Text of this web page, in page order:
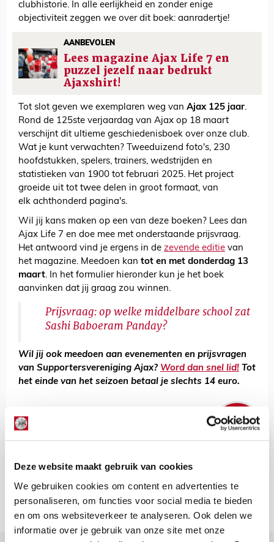
Deze website maakt gebruik van cookies
We gebruiken cookies om content en advertenties te
personaliseren, om functies voor social media te bieden
en om ons websiteverkeer te analyseren. Ook delen we
informatie over je gebruik van onze site met onze
clubhistorie. In alle eerlijkheid en zonder enige
objectiviteit zeggen we over dit boek: aanradertje!
AANBEVOLEN
Lees magazine Ajax Life 7 en
puzzel jezelf naar bedrukt
Ajaxshirt!
Tot slot geven we exemplaren weg van Ajax 125 jaar.
Rond de 125ste verjaardag van Ajax op 18 maart
verschijnt dit ultieme geschiedenisboek over onze club.
Wat je kunt verwachten? Tweeduizend foto's, 230
hoofdstukken, spelers, trainers, wedstrijden en
statistieken van 1900 tot februari 2025. Het project
groeide uit tot twee delen in groot formaat, van
elk achthonderd pagina's.
Wil jij kans maken op een van deze boeken? Lees dan
Ajax Life 7 en doe mee met onderstaande prijsvraag.
Het antwoord vind je ergens in de zevende editie van
het magazine. Meedoen kan tot en met donderdag 13
maart. In het formulier hieronder kun je het boek
aanvinken dat jij graag zou winnen.
Prijsvraag: op welke middelbare school zat
Sashi Baboeram Panday?
Wil jij ook meedoen aan evenementen en prijsvragen
van Supportersvereniging Ajax? Word dan snel lid! Tot
het einde van het seizoen betaal je slechts 14 euro.
Net binnen //